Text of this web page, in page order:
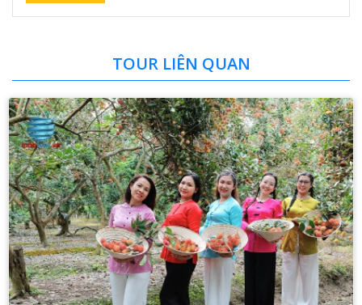
TOUR LIÊN QUAN